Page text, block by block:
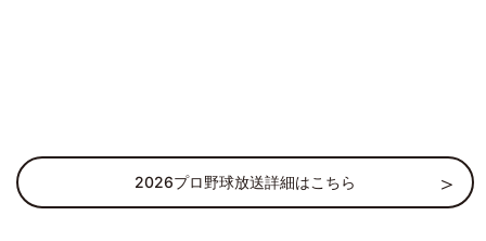
2026プロ野球放送詳細はこちら